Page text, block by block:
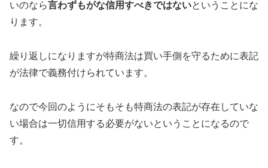
いのなら言わずもがな信用すべきではないということにな
ります。
繰り返しになりますが特商法は買い手側を守るために表記
が法律で義務付けられています。
なので今回のようにそもそも特商法の表記が存在していな
い場合は一切信用する必要がないということになるので
す。